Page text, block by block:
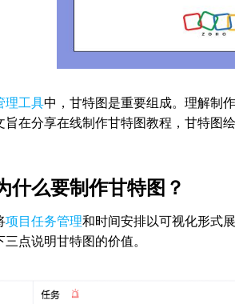
理工具中，甘特图是重要组成。理解制
旨在分享在线制作甘特图教程，甘特图
什么要制作甘特图？
项目任务管理和时间安排以可视化形式
三点说明甘特图的价值。